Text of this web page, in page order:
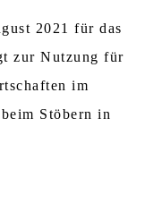
2021 für das
zur Nutzung für
im
Stöbern in